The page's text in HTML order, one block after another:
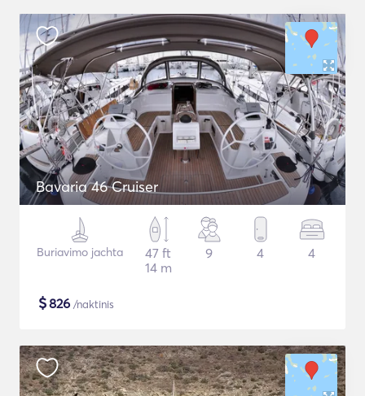
Bavaria 46 Cruiser
Buriavimo jachta
47 ft
14 m
9 4 4
$826 /naktinis